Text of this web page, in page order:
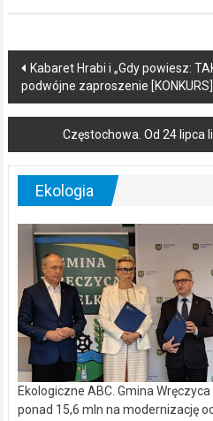
Post
navigation
Kabaret Hrabi i „Gdy powiesz:
podwójne zaproszenie [KONKURS]
Częstochowa. Od 24 lipca
Ekologia
Ekologiczne ABC. Gmina
ponad 15,6 mln na modernizację